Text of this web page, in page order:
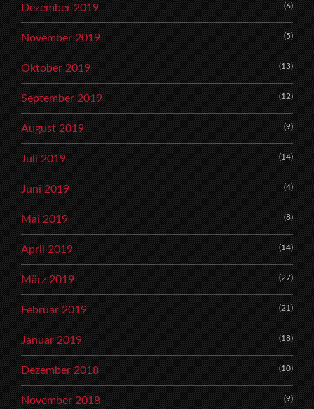
Dezember 2019 (6)
November 2019 (5)
Oktober 2019 (13)
September 2019 (12)
August 2019 (9)
Juli 2019 (14)
Juni 2019 (4)
Mai 2019 (8)
April 2019 (14)
März 2019 (27)
Februar 2019 (21)
Januar 2019 (18)
Dezember 2018 (10)
November 2018 (9)